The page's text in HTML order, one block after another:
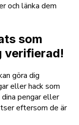
och länka dem
som
verifierad!
göra dig
eller hack som
pengar eller
eftersom de är